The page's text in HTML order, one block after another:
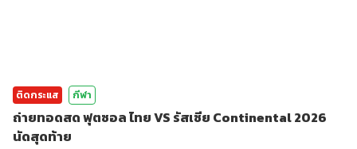
ติดกระแส กีฬา
ถ่ายทอดสด ฟุตซอล ไทย VS รัสเซีย Continental 2026
นัดสุดท้าย